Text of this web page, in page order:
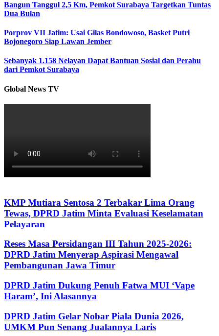
Bangun Tanggul 2,5 Km, Pemkot Surabaya Targetkan Tuntas
Dua Bulan
Porprov VII Jatim: Usai Gilas Bondowoso, Basket Putri
Bojonegoro Siap Lawan Jember
Sebanyak 1.158 Nelayan Dapat Bantuan Sosial dan Perahu
dari Pemkot Surabaya
Global News TV
KMP Mutiara Sentosa 2 Terbakar Lima Orang
Tewas, DPRD Jatim Minta Evaluasi Keselamatan
Pelayaran
Reses Masa Persidangan III Tahun 2025-2026:
DPRD Jatim Menyerap Aspirasi Mengawal
Pembangunan Jawa Timur
DPRD Jatim Dukung Penuh Fatwa MUI ‘Vape
Haram’, Ini Alasannya
DPRD Jatim Gelar Nobar Piala Dunia 2026,
UMKM Pun Senang Jualannya Laris